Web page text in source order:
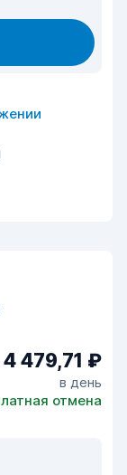
4 479,71 ₽
в день
отмена